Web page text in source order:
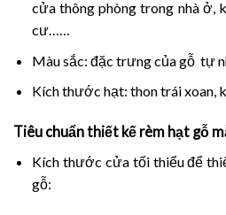
cửa thông phòng trong nhà ở,
cư……
Màu sắc: đặc trưng của gỗ tự
Kích thước hạt: thon trái xoan,
Tiêu chuẩn thiết kế rèm hạt gỗ
Kích thước cửa tối thiểu để
gỗ: